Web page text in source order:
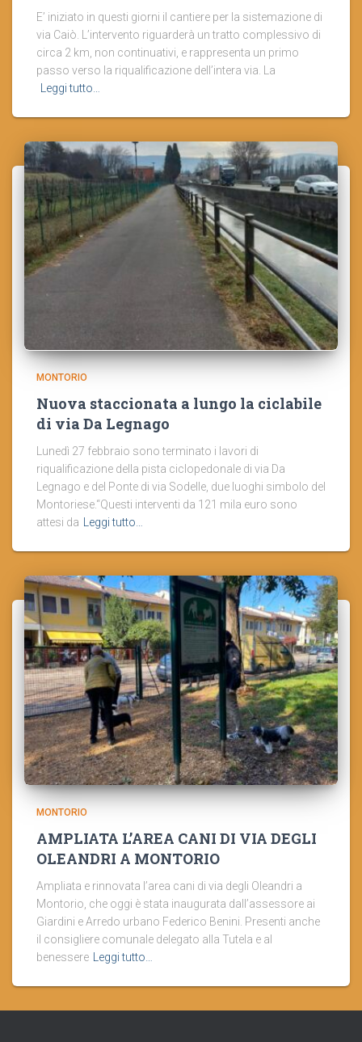
E’ iniziato in questi giorni il cantiere per la sistemazione di
via Caiò. L’intervento riguarderà un tratto complessivo di
circa 2 km, non continuativi, e rappresenta un primo
passo verso la riqualificazione dell’intera via. La
Leggi tutto…
MONTORIO
Nuova staccionata a lungo la ciclabile
di via Da Legnago
Lunedì 27 febbraio sono terminato i lavori di
riqualificazione della pista ciclopedonale di via Da
Legnago e del Ponte di via Sodelle, due luoghi simbolo del
Montoriese.“Questi interventi da 121 mila euro sono
attesi da Leggi tutto…
MONTORIO
AMPLIATA L’AREA CANI DI VIA DEGLI
OLEANDRI A MONTORIO
Ampliata e rinnovata l’area cani di via degli Oleandri a
Montorio, che oggi è stata inaugurata dall’assessore ai
Giardini e Arredo urbano Federico Benini. Presenti anche
il consigliere comunale delegato alla Tutela e al
benessere
Leggi tutto…